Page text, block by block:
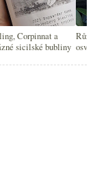
Corpinnat a
sicilské bubliny